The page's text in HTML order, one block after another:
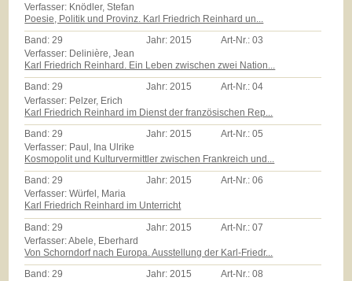
Verfasser: Knödler, Stefan
Poesie, Politik und Provinz. Karl Friedrich Reinhard un...
Band:29 Jahr:2015 Art-Nr.:03
Verfasser: Delinière, Jean
Karl Friedrich Reinhard. Ein Leben zwischen zwei Nation...
Band:29 Jahr:2015 Art-Nr.:04
Verfasser: Pelzer, Erich
Karl Friedrich Reinhard im Dienst der französischen Rep...
Band: 29 Jahr: 2015 Art-Nr.:05
Verfasser: Paul, Ina Ulrike
Kosmopolit und Kulturvermittler zwischen Frankreich und...
Band:29 Jahr:2015 Art-Nr.:06
Verfasser: Würfel, Maria
Karl Friedrich Reinhard im Unterricht
Band: 29 Jahr: 2015 Art-Nr.:07
Verfasser: Abele, Eberhard
Von Schorndorf nach Europa. Ausstellung der Karl-Friedr...
Band:29 Jahr:2015 Art-Nr.:08